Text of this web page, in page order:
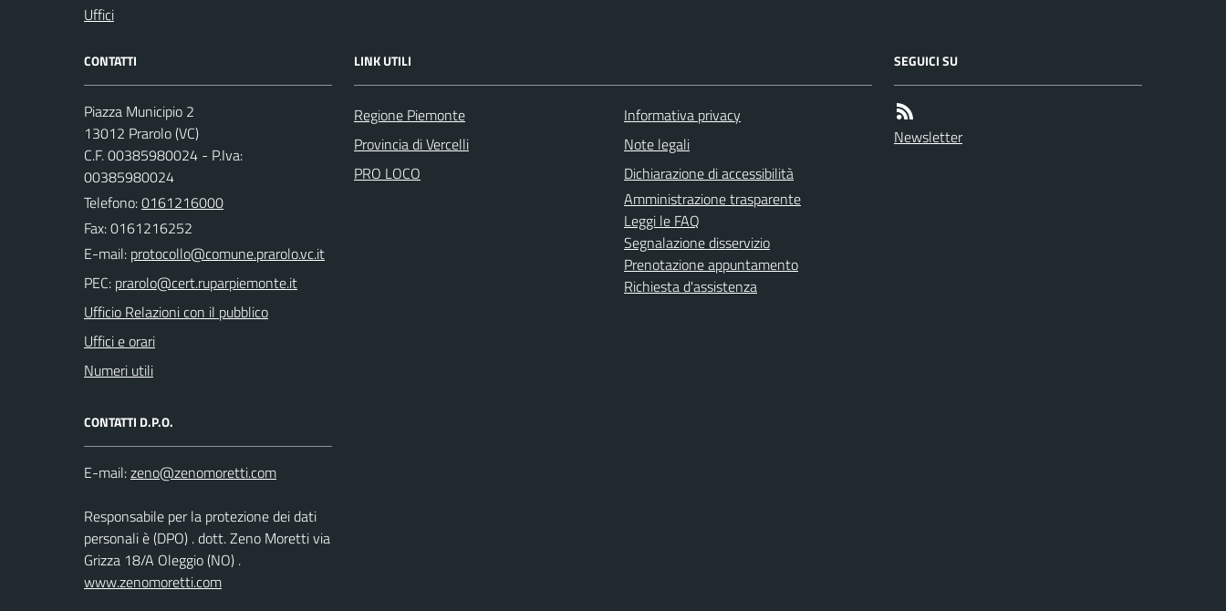
Uffici
CONTATTI
Piazza Municipio 2
13012 Prarolo (VC)
C.F. 00385980024 - P.Iva:
00385980024
Telefono:0161216000
Fax: 0161216252
E-mail:
PEC:
Ufficio Relazioni con il pubblico
Uffici e orari
Numeri utili
CONTATTI D.P.O.
E-mail:
Responsabile per la protezione dei dati
personali è (DPO) . dott. Zeno Moretti via
Grizza 18/A Oleggio (NO) .
www.zenomoretti.com
LINK UTILI
Regione Piemonte
Provincia di Vercelli
PRO LOCO
Informativa privacy
Note legali
Dichiarazione di accessibilità
Amministrazione trasparente
Leggi le FAQ
Segnalazione disservizio
Prenotazione appuntamento
Richiesta d'assistenza
SEGUICI SU
Newsletter